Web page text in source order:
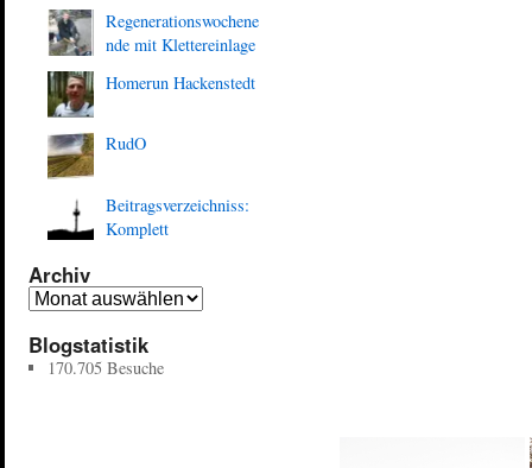
Regenerationswochene
nde mit Klettereinlage
Homerun Hackenstedt
RudO
Beitragsverzeichniss:
Komplett
Archiv
Blogstatistik
170.705 Besuche